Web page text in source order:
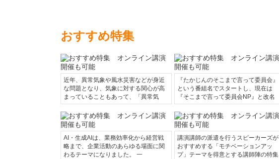
おすすめ特集
近年、異常気象や風水災害などが身近
な問題となり、気象に対する関心が高
まっていることもあって、「異常気
『たかじんのそこまで言って委員会』
という番組名でスタートし、現在は
『そこまで言って委員会NP』と改名
AI・生成AIは、業務効率化から経営戦
略まで、企業活動のあらゆる場面に関
わるテーマになりました。 一
講演講師の派遣を行うスピーカーズが
おすすめする「モチベーションアッ
プ」テーマを得意とする講師陣の特集